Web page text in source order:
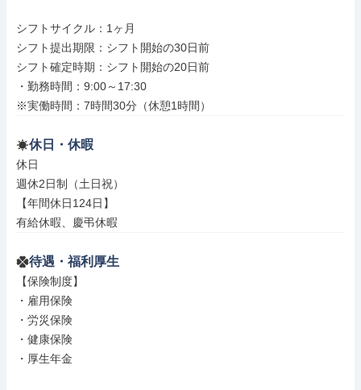
シフトサイクル：1ヶ月
シフト提出期限：シフト開始の30日前
シフト確定時期：シフト開始の20日前
・勤務時間：9:00～17:30
※実働時間：7時間30分（休憩1時間）
休日・休暇
休日
週休2日制（土日祝）
【年間休日124日】
有給休暇、慶弔休暇
待遇・福利厚生
【保険制度】
・雇用保険
・労災保険
・健康保険
・厚生年金